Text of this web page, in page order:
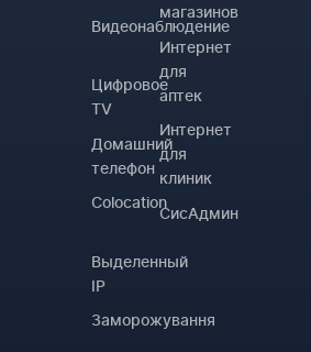
Видеонаблюдение
Цифровое
TV
Домашний
телефон
Colocation
Выделенный
IP
Заморожування
магазинов
Интернет
для
аптек
Интернет
для
клиник
СисАдмин